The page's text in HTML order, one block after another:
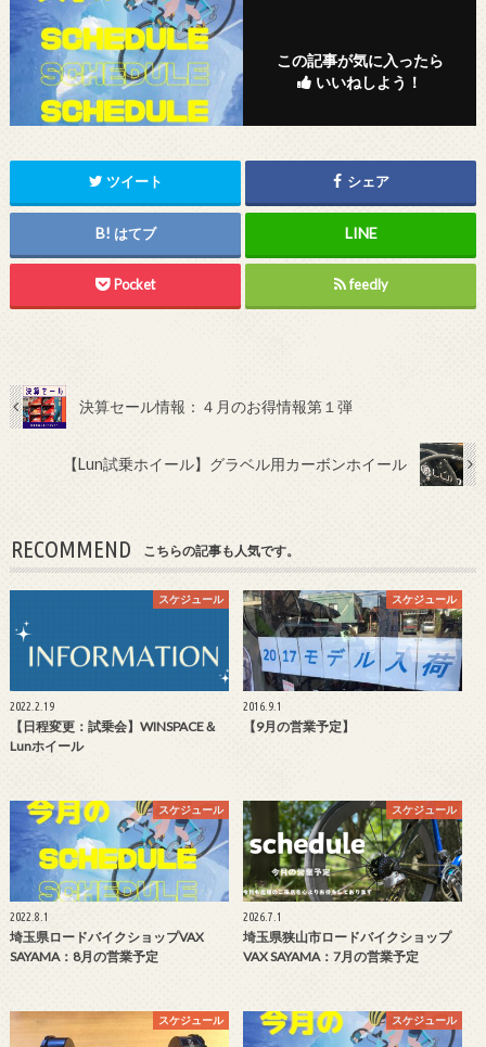
この記事が気に入ったら
いいねしよう！
ツイート シェア
はてブ
Pocket feedly
決算セール情報：４月のお得情報第１弾
【Lun試乗ホイール】グラベル用カーボンホイール
RECOMMEND こちらの記事も人気です。
スケジュール
2022.2.19
【日程変更：試乗会】WINSPACE＆
Lunホイール
スケジュール
2016.9.1
【9月の営業予定】
スケジュール
2022.8.1
埼玉県ロードバイクショップVAX
SAYAMA：8月の営業予定
スケジュール
2026.7.1
埼玉県狭山市ロードバイクショップ
VAX SAYAMA：7月の営業予定
スケジュール スケジュール